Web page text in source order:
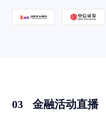
03 金融活动直播